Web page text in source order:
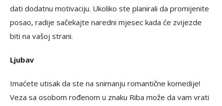
dati dodatnu motivaciju. Ukoliko ste planirali da promijenite
posao, radije sačekajte naredni mjesec kada će zvijezde
biti na vašoj strani.
Ljubav
Imaćete utisak da ste na snimanju romantične komedije!
Veza sa osobom rođenom u znaku Riba može da vam vrati